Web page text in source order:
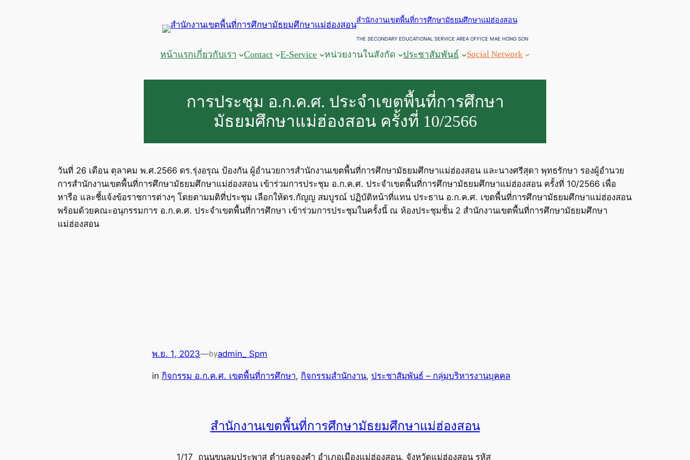
สำนักงานเขตพื้นที่การศึกษามัธยมศึกษาแม่ฮ่องสอน
THE SECONDARY EDUCATIONAL SERVICE AREA OFFICE MAE HONG SON
หน้าแรกเกี่ยวกับเรา Contact E-Service หน่วยงานในสังกัด ประชาสัมพันธ์ Social Network
การประชุม อ.ก.ค.ศ. ประจำเขตพื้นที่การศึกษา
มัธยมศึกษาแม่ฮ่องสอน ครั้งที่ 10/2566
วันที่ 26 เดือน ตุลาคม พ.ศ.2566 ดร.รุ่งอรุณ ป้องกัน ผู้อำนวยการสำนักงานเขตพื้นที่การศึกษามัธยมศึกษาแม่ฮ่องสอน และนางศรีสุดา พุทธรักษา รองผู้อำนวย
การสำนักงานเขตพื้นที่การศึกษามัธยมศึกษาแม่ฮ่องสอน เข้าร่วมการประชุม อ.ก.ค.ศ. ประจำเขตพื้นที่การศึกษามัธยมศึกษาแม่ฮ่องสอน ครั้งที่ 10/2566 เพื่อ
หารือ และชี้แจ้งข้อราชการต่างๆ โดยตามมติที่ประชุม เลือกให้ดร.กัญญ สมบูรณ์ ปฏิบัติหน้าที่แทน ประธาน อ.ก.ค.ศ. เขตพื้นที่การศึกษามัธยมศึกษาแม่ฮ่องสอน
พร้อมด้วยคณะอนุกรรมการ อ.ก.ค.ศ. ประจำเขตพื้นที่การศึกษา เข้าร่วมการประชุมในครั้งนี้ ณ ห้องประชุมชั้น 2 สำนักงานเขตพื้นที่การศึกษามัธยมศึกษา
แม่ฮ่องสอน
พ.ย. 1, 2023—byadmin_ Spm
in กิจกรรม อ.ก.ค.ศ. เขตพื้นที่การศึกษา, กิจกรรมสำนักงาน, ประชาสัมพันธ์ – กลุ่มบริหารงานบุคคล
สำนักงานเขตพื้นที่การศึกษามัธยมศึกษาแม่ฮ่องสอน
1/17 ถนนขุนลุมประพาส ตำบลจองคำ อำเภอเมืองแม่ฮ่องสอน. จังหวัดแม่ฮ่องสอน รหัส